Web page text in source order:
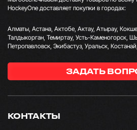
КОНТАКТЫ
HockeyOne доставляет покупки в городах:
Алматы, Астана, Актобе, Актау, Атырау,
Талдыкорган, Темиртау, Усть-Каменогорск,
Петропавловск, Экибастуз, Уральск,
ЗАДАТЬ